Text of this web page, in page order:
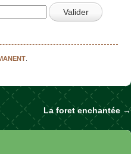
La foret enchantée →